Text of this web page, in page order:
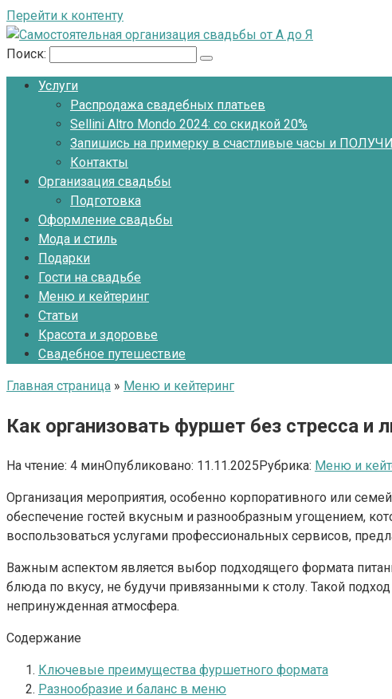
Перейти к контенту
Поиск:
Услуги
Распродажа свадебных платьев
Sellini Altro Mondo 2024: со скидкой 20%
Запишись на примерку в счастливые часы и
Контакты
Организация свадьбы
Подготовка
Оформление свадьбы
Мода и стиль
Подарки
Гости на свадьбе
Меню и кейтеринг
Статьи
Красота и здоровье
Свадебное путешествие
Главная страница » Меню и кейтеринг
Как организовать фуршет без стресса и
На чтение: 4 минОпубликовано: 11.11.2025Рубрика: Меню и
Организация мероприятия, особенно корпоративного или
обеспечение гостей вкусным и разнообразным угощением,
воспользоваться услугами профессиональных сервисов,
Важным аспектом является выбор подходящего формата
блюда по вкусу, не будучи привязанными к столу. Такой
непринужденная атмосфера.
Содержание
Ключевые преимущества фуршетного формата
Разнообразие и баланс в меню